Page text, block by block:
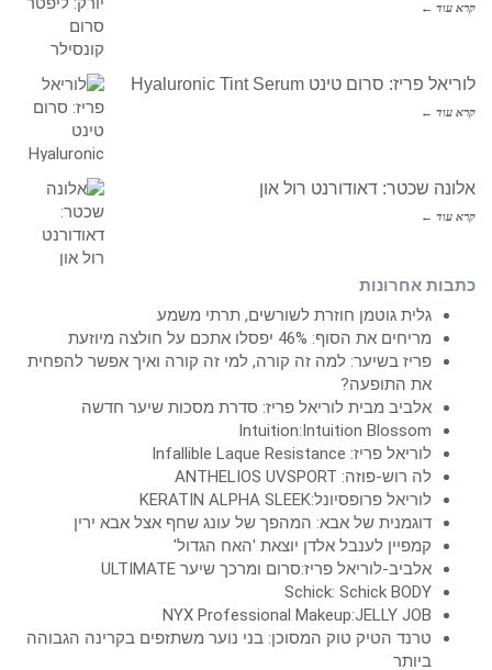
קרא עוד ←
לוריאל פריז: סרום טינט Hyaluronic Tint Serum
קרא עוד ←
אלונה שכטר: דאודורנט רול און
קרא עוד ←
כתבות אחרונות
גלית גוטמן חוזרת לשורשים, תרתי משמע
מריחים את הסוף: 46% יפסלו אתכם על חולצה מיוזעת
פריז בשיער: למה זה קורה, למי זה קורה ואיך אפשר להפחית
את התופעה?
אלביב מבית לוריאל פריז: סדרת מסכות שיער חדשה
Intuition:Intuition Blossom
לוריאל פריז: Infallible Laque Resistance
לה רוש-פוזה: ANTHELIOS UVSPORT
לוריאל פרופסיונל:KERATIN ALPHA SLEEK
דוגמנית של אבא: המהפך של עונג שחף אצל אבא ירין
קמפיין לענבל אלדן יוצאת 'האח הגדול'
אלביב-לוריאל פריז:סרום ומרכך שיער ULTIMATE
Schick: Schick BODY
NYX Professional Makeup:JELLY JOB
טרנד הטיק טוק המסוכן: בני נוער משתזפים בקרינה הגבוהה
ביותר